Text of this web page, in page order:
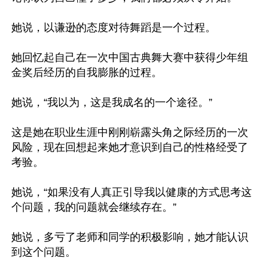
她说，以谦逊的态度对待舞蹈是一个过程。
她回忆起自己在一次中国古典舞大赛中获得少年组
金奖后经历的自我膨胀的过程。
她说，“我以为，这是我成名的一个途径。”
这是她在职业生涯中刚刚崭露头角之际经历的一次
风险，现在回想起来她才意识到自己的性格经受了
考验。
她说，“如果没有人真正引导我以健康的方式思考这
个问题，我的问题就会继续存在。”
她说，多亏了老师和同学的积极影响，她才能认识
到这个问题。